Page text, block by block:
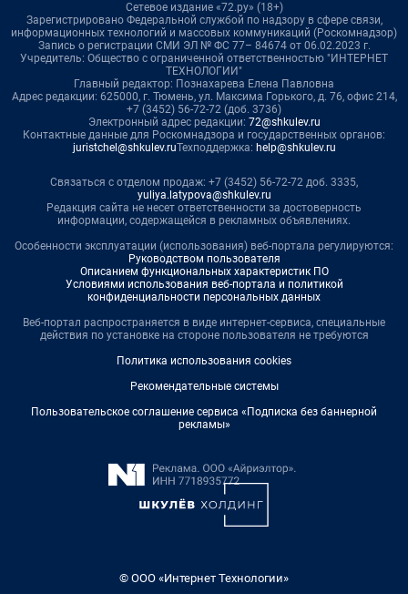
Сетевое издание «72.ру» (18+)
Зарегистрировано Федеральной службой по надзору в сфере связи,
информационных технологий и массовых коммуникаций (Роскомнадзор)
Запись о регистрации СМИ ЭЛ № ФС 77– 84674 от 06.02.2023 г.
Учредитель: Общество с ограниченной ответственностью "ИНТЕРНЕТ
ТЕХНОЛОГИИ"
Главный редактор: Познахарева Елена Павловна
Адрес редакции: 625000, г. Тюмень, ул. Максима Горького, д. 76, офис 214,
+7 (3452) 56-72-72 (доб. 3736)
Электронный адрес редакции: 72@shkulev.ru
Контактные данные для Роскомнадзора и государственных органов:
juristchel@shkulev.ruТехподдержка: help@shkulev.ru
Связаться с отделом продаж: +7 (3452) 56-72-72 доб. 3335,
yuliya.latypova@shkulev.ru
Редакция сайта не несет ответственности за достоверность
информации, содержащейся в рекламных объявлениях.
Особенности эксплуатации (использования) веб-портала регулируются:
Руководством пользователя
Описанием функциональных характеристик ПО
Условиями использования веб-портала и политикой
конфиденциальности персональных данных
Веб-портал распространяется в виде интернет-сервиса, специальные
действия по установке на стороне пользователя не требуются
Политика использования cookies
Рекомендательные системы
Пользовательское соглашение сервиса «Подписка без баннерной
рекламы»
© ООО «Интернет Технологии»